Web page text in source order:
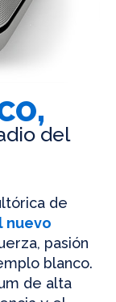
del
de
nuevo
pasión
blanco.
de alta